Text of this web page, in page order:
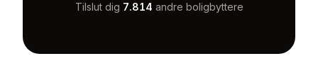
Tilslut dig 7.814 andre boligbyttere